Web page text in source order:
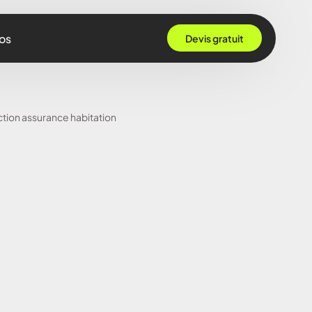
Devis gratuit
assurance habitation